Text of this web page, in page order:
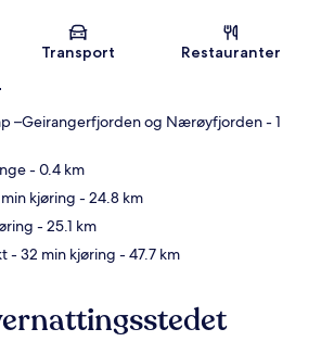
Kart
Transport Restauranter
–Geirangerfjorden og Nærøyfjorden- 1
- 0.4 km
min kjøring - 24.8 km
- 25.1 km
- 32 min kjøring - 47.7 km